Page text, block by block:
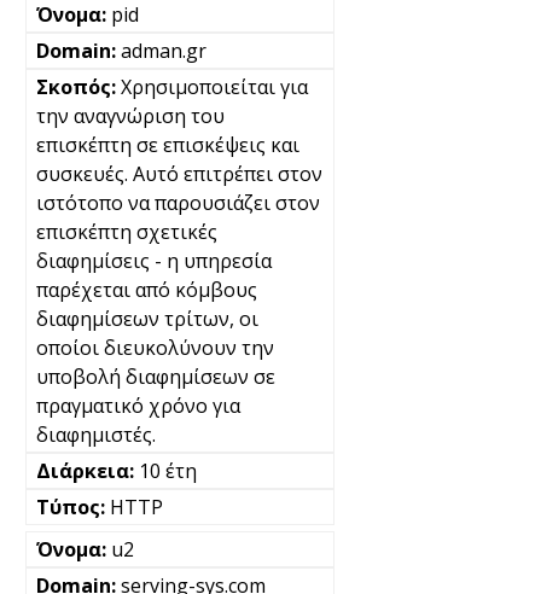
pid
adman.gr
Χρησιμοποιείται για
την αναγνώριση του
επισκέπτη σε επισκέψεις και
συσκευές. Αυτό επιτρέπει στον
ιστότοπο να παρουσιάζει στον
επισκέπτη σχετικές
διαφημίσεις - η υπηρεσία
παρέχεται από κόμβους
διαφημίσεων τρίτων, οι
οποίοι διευκολύνουν την
υποβολή διαφημίσεων σε
πραγματικό χρόνο για
διαφημιστές.
10 έτη
HTTP
u2
serving-sys.com